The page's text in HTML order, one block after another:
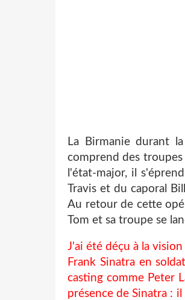
La Birmanie durant
comprend des
l'état-major, il
Travis et du caporal
Au retour de cette
Tom et sa troupe se
J'ai été déçu à la
Frank Sinatra en
casting comme Peter
présence de Sinatra :